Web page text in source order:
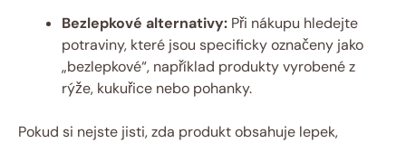
Bezlepkové alternativy: Při nákupu hledejte
potraviny, které jsou specificky označeny jako
„bezlepkové“, například produkty vyrobené z
rýže, kukuřice nebo pohanky.
Pokud si nejste jisti, zda produkt obsahuje lepek,